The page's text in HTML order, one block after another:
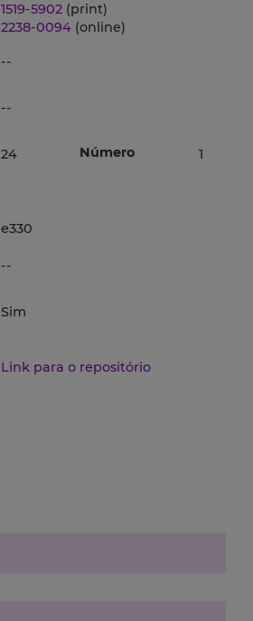
1519-5902 (print)
2238-0094 (online)
--
--
24 Número 1
e330
--
Sim
Link para o repositório